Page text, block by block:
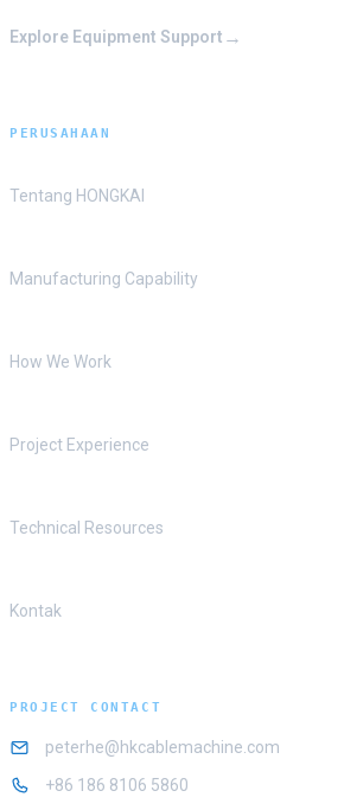
Explore Equipment Support →
PERUSAHAAN
Tentang HONGKAI
Manufacturing Capability
How We Work
Project Experience
Technical Resources
Kontak
PROJECT CONTACT
peterhe@hkcablemachine.com
+86 186 8106 5860